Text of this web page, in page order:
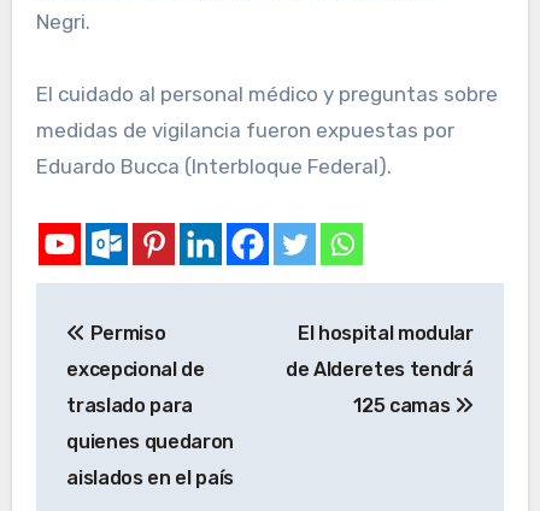
Negri.
El cuidado al personal médico y preguntas sobre
medidas de vigilancia fueron expuestas por
Eduardo Bucca (Interbloque Federal).
Permiso
excepcional de
traslado para
quienes quedaron
aislados en el país
El hospital modular
de Alderetes tendrá
125 camas